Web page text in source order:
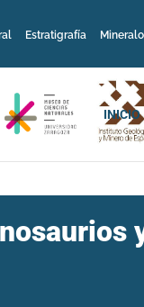
Estratigrafía
INICIO